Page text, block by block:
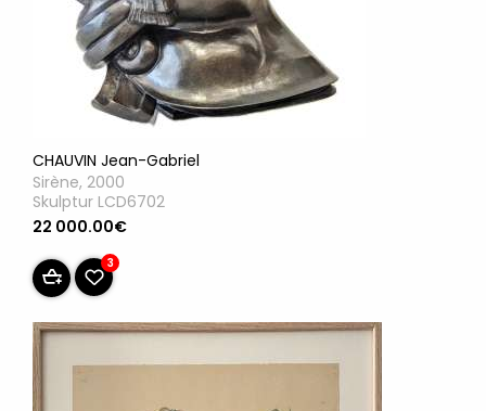
CHAUVIN Jean-Gabriel
Sirène, 2000
Skulptur LCD6702
22 000.00€
3